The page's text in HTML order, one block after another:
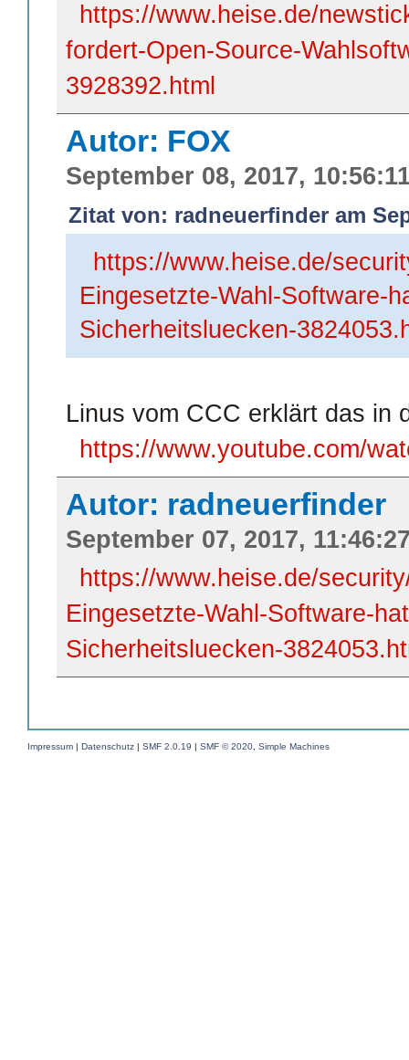
https://www.heise.de/
fordert-Open-Source-
3928392.html
Autor: FOX
September 08, 2017,
Zitat von: radneuerfinder am
https://www.heise.de/
Eingesetzte-Wahl-Software-
Sicherheitsluecken-
Linus vom CCC erklärt das in
https://www.youtube.com/
Autor: radneuerfinder
September 07, 2017,
https://www.heise.de/
Eingesetzte-Wahl-Software-
Sicherheitsluecken-
Impressum | Datenschutz | SMF 2.0.19 | SMF © 2020, Simple Machines